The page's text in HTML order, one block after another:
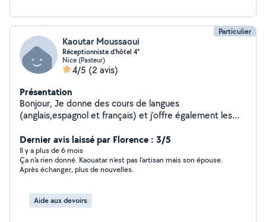
Particulier
Kaoutar Moussaoui
Réceptionniste d’hôtel 4*
Nice (Pasteur)
4/5 (2 avis)
Présentation
Bonjour, Je donne des cours de langues
(anglais,espagnol et français) et j'offre également les
mon temps libre. N'hésitez pas à me contacter en cas
de besoin, même urgents et de dernière minute :) !!!
Dernier avis laissé par Florence : 3/5
Il y a plus de 6 mois
Ça n'a rien donné. Kaouatar n'est pas l'artisan mais son épouse.
Après échanger, plus de nouvelles.
Aide aux devoirs